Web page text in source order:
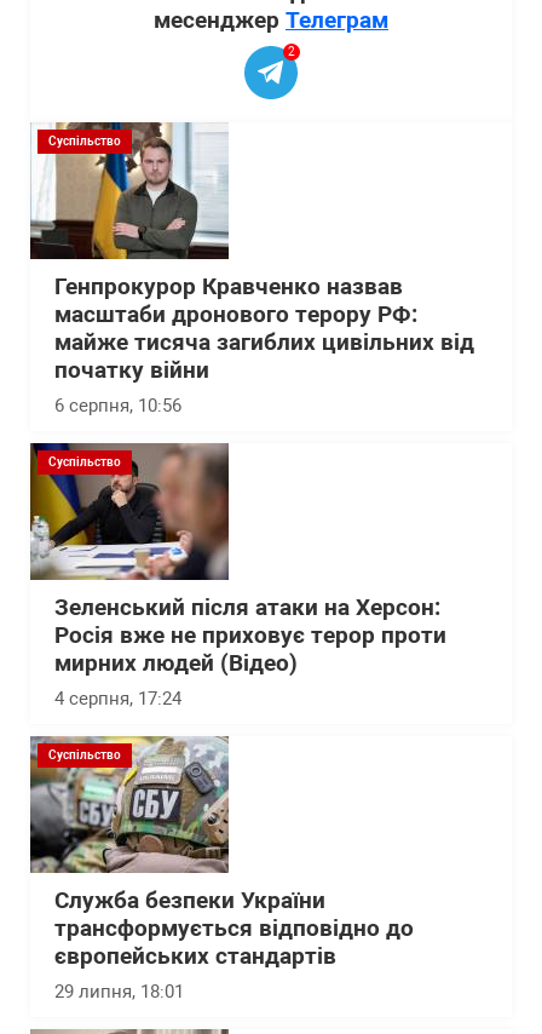
месенджер Телеграм
2
Суспільство
Генпрокурор Кравченко назвав
масштаби дронового терору РФ:
майже тисяча загиблих цивільних від
початку війни
6 серпня, 10:56
Суспільство
Зеленський після атаки на Херсон:
Росія вже не приховує терор проти
мирних людей (Відео)
4 серпня, 17:24
Суспільство
Служба безпеки України
трансформується відповідно до
європейських стандартів
29 липня, 18:01